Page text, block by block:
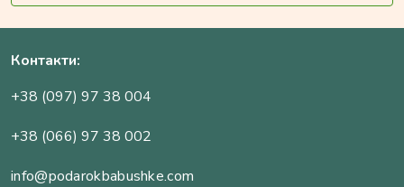
Контакти:
+38 (097) 97 38 004
+38 (066) 97 38 002
info@podarokbabushke.com